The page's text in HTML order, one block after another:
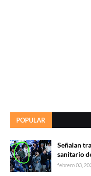
POPULAR
Señalan
sanitario
febrero 03,